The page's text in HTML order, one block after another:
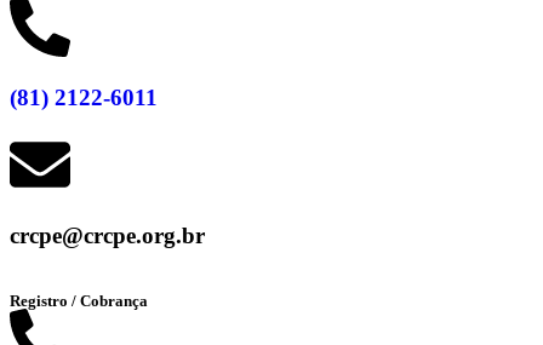
(81) 2122-6011
crcpe@crcpe.org.br
Registro / Cobrança